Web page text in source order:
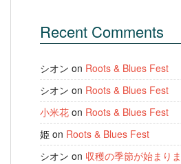
Recent Comments
シオン on Roots & Blues Fest
シオン on Roots & Blues Fest
小米花 on Roots & Blues Fest
姫 on Roots & Blues Fest
シオン on 収穫の季節が始まり